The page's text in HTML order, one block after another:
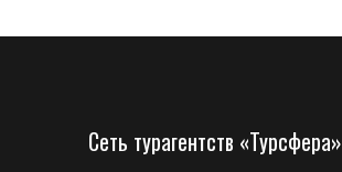
Сеть турагентств «Турсфера»